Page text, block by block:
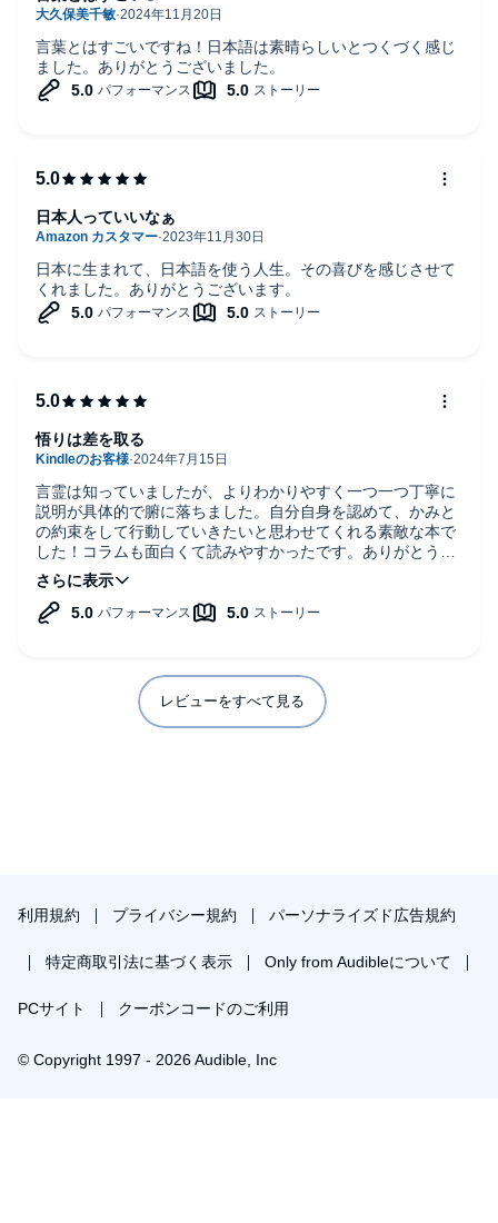
言葉とはすごいですね！日本語は素晴らしいとつくづく感じ
ました。ありがとうございました。
日本に生まれて、日本語を使う人生。その喜びを感じさせて
くれました。ありがとうございます。
日本人っていいなぁ
言霊は知っていましたが、よりわかりやすく一つ一つ丁寧に
説明が具体的で腑に落ちました。自分自身を認めて、かみと
の約束をして行動していきたいと思わせてくれる素敵な本で
した！コラムも面白くて読みやすかったです。ありがとうご
ざいます
悟りは差を取る
レビューをすべて見る
利用規約 プライバシー規約 パーソナライズド広告規約
特定商取引法に基づく表示 Only from Audibleについて
PCサイト クーポンコードのご利用
© Copyright 1997 - 2026 Audible, Inc